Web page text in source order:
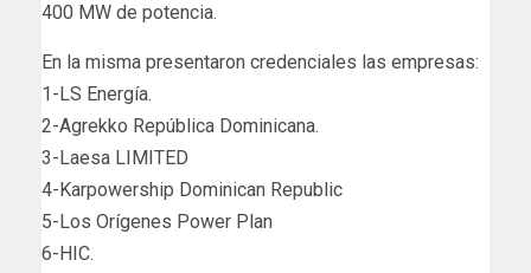
400 MW de potencia.
En la misma presentaron credenciales las empresas:
1-LS Energía.
2-Agrekko República Dominicana.
3-Laesa LIMITED
4-Karpowership Dominican Republic
5-Los Orígenes Power Plan
6-HIC.